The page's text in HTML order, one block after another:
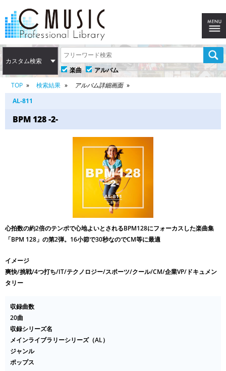
カスタム検索
楽曲
アルバム
TOP
検索結果
アルバム詳細画面
AL-811
BPM 128 -2-
心拍数の約2倍のテンポで心地よいとされるBPM128にフォーカスした楽曲集
「BPM 128」の第2弾。16小節で30秒なのでCM等に最適
イメージ
爽快/挑戦/4つ打ち/IT/テクノロジー/スポーツ/クール/CM/企業VP/ドキュメン
タリー
収録曲数
20曲
収録シリーズ名
メインライブラリーシリーズ（AL）
ジャンル
ポップス